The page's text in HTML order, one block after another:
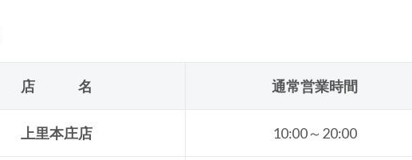
店 名 通常営業時間
上里本庄店 10:00～20:00